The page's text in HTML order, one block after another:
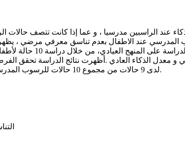
عند الراسبين مدرسيا ، و عما إذا كانت تتصف حالات
المدرسي عند الاطفال بعدم تناسق معرفي مرضي ،
معدل الذكاء العادي .أظهرت نتائج الدراسة تحقق
لدى 9 حالات من مجموع 10 حالات للرسوب المدرسي إضافة لمشاكل هامة في القدرة على الترميز.